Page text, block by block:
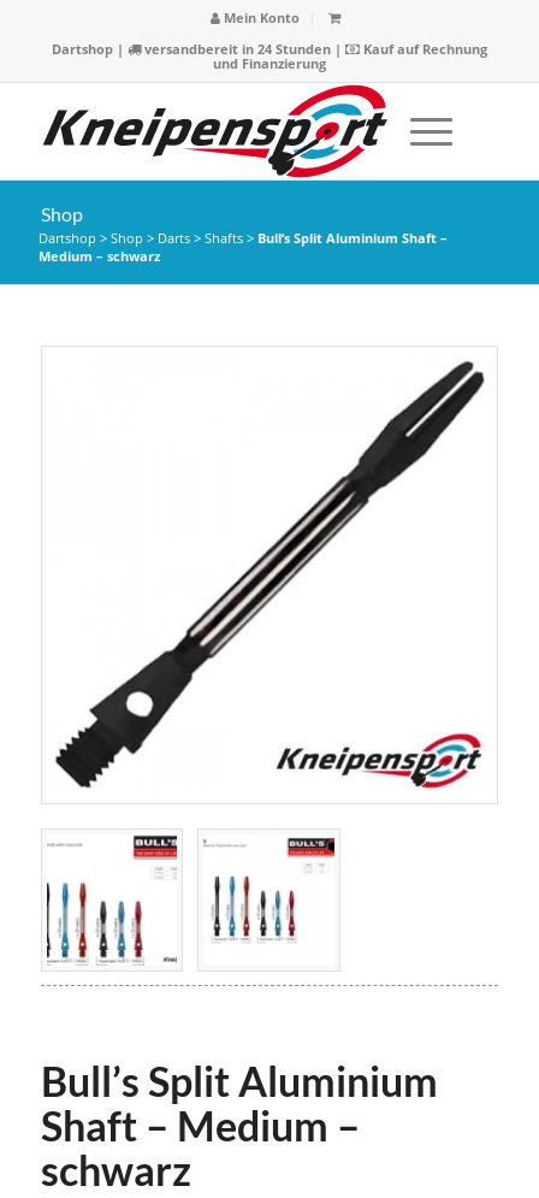
Mein Konto
Dartshop| versandbereit in 24 Stunden |
Kauf auf Rechnung
und Finanzierung
Shop
Dartshop > Shop > Darts> Shafts> Bull’s Split Aluminium Shaft –
Medium – schwarz
Bull’s Split Aluminium
Shaft – Medium –
schwarz